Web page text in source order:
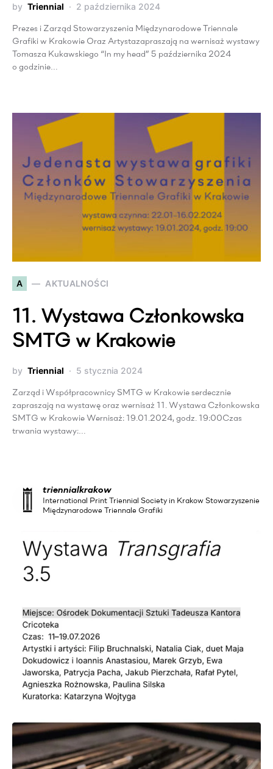
by Triennial 2 października 2024
Prezes i Zarząd Stowarzyszenia Międzynarodowe Triennale
Grafiki w Krakowie Oraz Artystazapraszają na wernisaż wystawy
Tomasza Kukawskiego “In my head” 5 października 2024
o godzinie…
A AKTUALNOŚCI
11. Wystawa Członkowska
SMTG w Krakowie
by Triennial 5 stycznia 2024
Zarząd i Współpracownicy SMTG w Krakowie serdecznie
zapraszają na wystawę oraz wernisaż 11. Wystawa Członkowska
SMTG w Krakowie Wernisaż: 19.01.2024, godz. 19:00Czas
trwania wystawy:…
triennialkrakow
International Print Triennial Society in Krakow Stowarzyszenie
Międzynarodowe Triennale Grafiki